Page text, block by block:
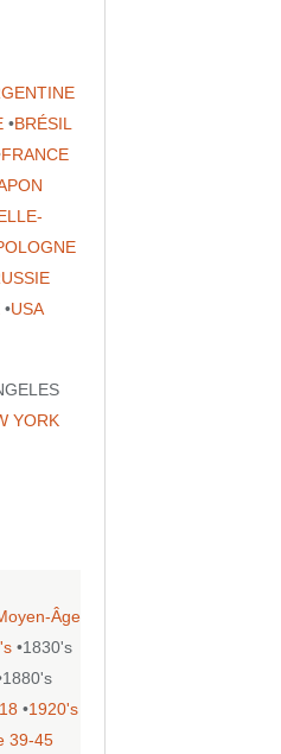
•BRÉSIL
FRANCE
•USA
YORK
Âge
•1830's
•1920's
39-45